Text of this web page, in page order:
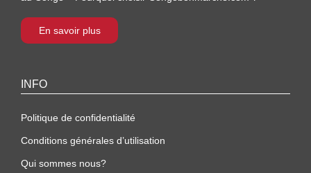
En savoir plus
INFO
Politique de confidentialité
Conditions générales d’utilisation
Qui sommes nous?